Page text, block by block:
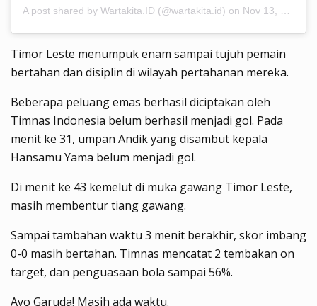
A post shared by Wartakita.ID (@wartakita.id) on Nov 13, 2018 at 12:40am PST
Timor Leste menumpuk enam sampai tujuh pemain
bertahan dan disiplin di wilayah pertahanan mereka.
Beberapa peluang emas berhasil diciptakan oleh
Timnas Indonesia belum berhasil menjadi gol. Pada
menit ke 31, umpan Andik yang disambut kepala
Hansamu Yama belum menjadi gol.
Di menit ke 43 kemelut di muka gawang Timor Leste,
masih membentur tiang gawang.
Sampai tambahan waktu 3 menit berakhir, skor imbang
0-0 masih bertahan. Timnas mencatat 2 tembakan on
target, dan penguasaan bola sampai 56%.
Ayo Garuda! Masih ada waktu.